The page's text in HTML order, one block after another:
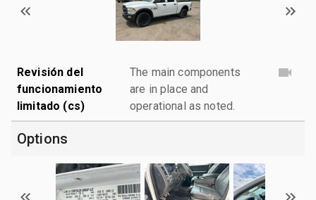
Revisión del
funcionamiento
limitado (cs)
The main components
are in place and
operational as noted.
Options